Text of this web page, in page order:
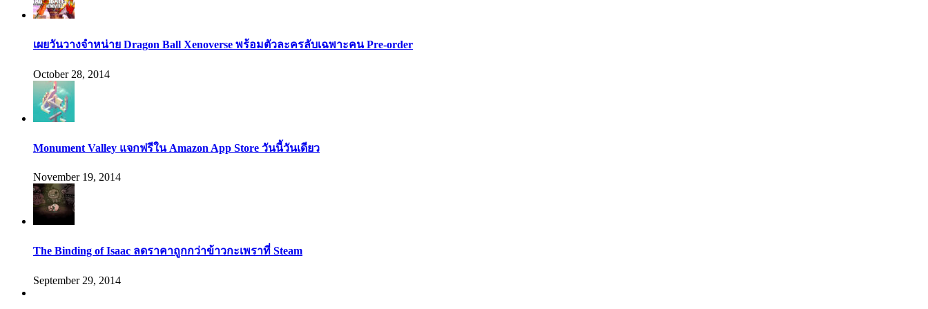
เผยวันวางจำหน่าย Dragon Ball Xenoverse พร้อมตัวละครลับเฉพาะคน Pre-order
October 28, 2014
Monument Valley แจกฟรีใน Amazon App Store วันนี้วันเดียว
November 19, 2014
The Binding of Isaac ลดราคาถูกกว่าข้าวกะเพราที่ Steam
September 29, 2014